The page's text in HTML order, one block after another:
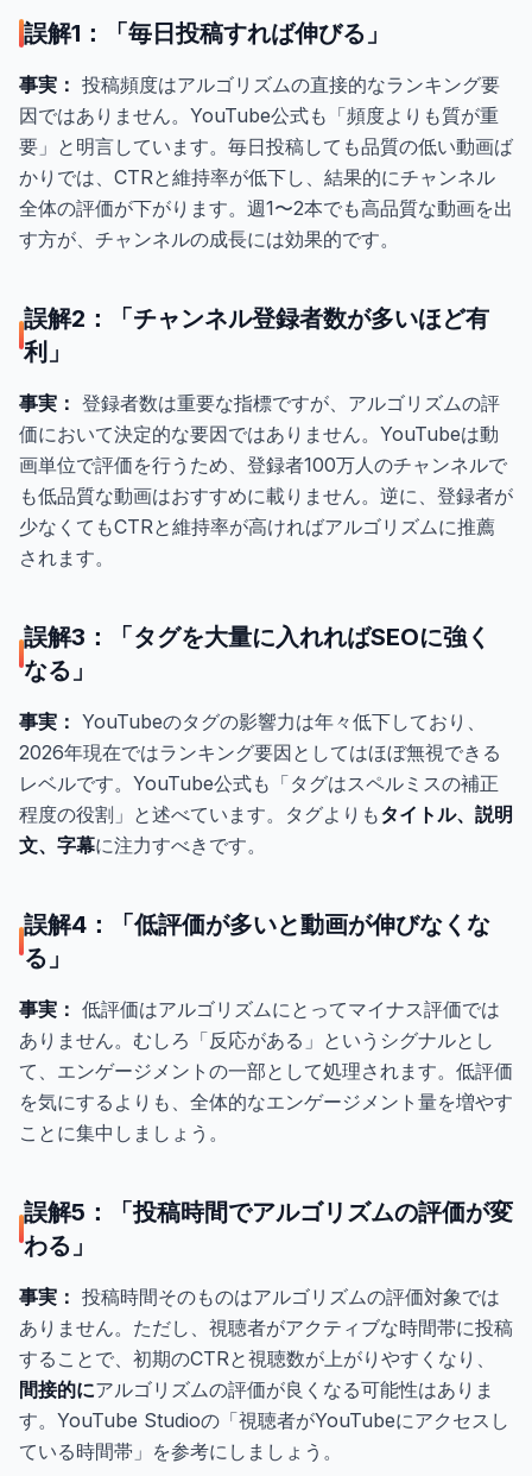
誤解1：「毎日投稿すれば伸びる」
事実： 投稿頻度はアルゴリズムの直接的なランキング要
因ではありません。YouTube公式も「頻度よりも質が重
要」と明言しています。毎日投稿しても品質の低い動画ば
かりでは、CTRと維持率が低下し、結果的にチャンネル
全体の評価が下がります。週1〜2本でも高品質な動画を出
す方が、チャンネルの成長には効果的です。
誤解2：「チャンネル登録者数が多いほど有
利」
事実： 登録者数は重要な指標ですが、アルゴリズムの評
価において決定的な要因ではありません。YouTubeは動
画単位で評価を行うため、登録者100万人のチャンネルで
も低品質な動画はおすすめに載りません。逆に、登録者が
少なくてもCTRと維持率が高ければアルゴリズムに推薦
されます。
誤解3：「タグを大量に入れればSEOに強く
なる」
事実： YouTubeのタグの影響力は年々低下しており、
2026年現在ではランキング要因としてはほぼ無視できる
レベルです。YouTube公式も「タグはスペルミスの補正
程度の役割」と述べています。タグよりもタイトル、説明
文、字幕に注力すべきです。
誤解4：「低評価が多いと動画が伸びなくな
る」
事実： 低評価はアルゴリズムにとってマイナス評価では
ありません。むしろ「反応がある」というシグナルとし
て、エンゲージメントの一部として処理されます。低評価
を気にするよりも、全体的なエンゲージメント量を増やす
ことに集中しましょう。
誤解5：「投稿時間でアルゴリズムの評価が変
わる」
事実： 投稿時間そのものはアルゴリズムの評価対象では
ありません。ただし、視聴者がアクティブな時間帯に投稿
することで、初期のCTRと視聴数が上がりやすくなり、
間接的にアルゴリズムの評価が良くなる可能性はありま
す。YouTube Studioの「視聴者がYouTubeにアクセスし
ている時間帯」を参考にしましょう。